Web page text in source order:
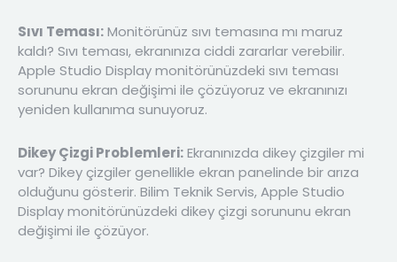
Sıvı Teması:Monitörünüz sıvı temasına mı maruz
kaldı? Sıvı teması, ekranınıza ciddi zararlar verebilir.
Apple Studio Display monitörünüzdeki sıvı teması
sorununu ekran değişimi ile çözüyoruz ve ekranınızı
yeniden kullanıma sunuyoruz.
Dikey Çizgi Problemleri:Ekranınızda dikey çizgiler mi
var? Dikey çizgiler genellikle ekran panelinde bir arıza
olduğunu gösterir. Bilim Teknik Servis, Apple Studio
Display monitörünüzdeki dikey çizgi sorununu ekran
değişimi ile çözüyor.